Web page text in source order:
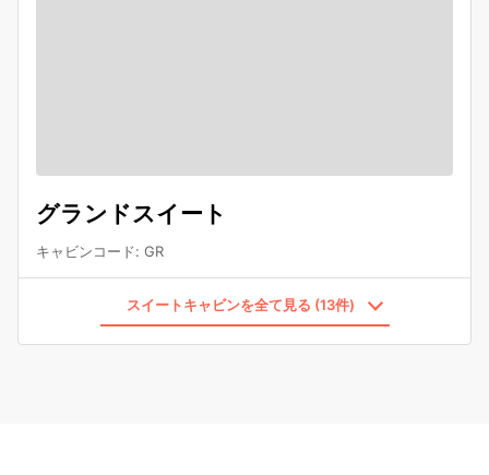
グランドスイート
キャビンコード: GR
スイートキャビンを全て見る (13件)